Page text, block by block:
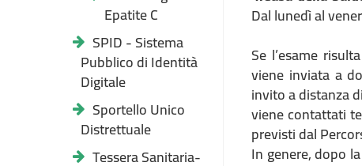
Epatite C
SPID - Sistema
Pubblico di Identità
Digitale
Sportello Unico
Distrettuale
Tessera Sanitaria-
Dal lunedì al
Se l’esame
viene inviata a
invito a distanza
viene contattati
previsti dal
In genere, dopo